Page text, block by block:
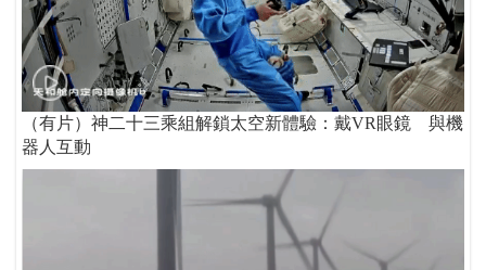
（有片）神二十三乘組解鎖太空新體驗：戴VR眼鏡 與機
器人互動